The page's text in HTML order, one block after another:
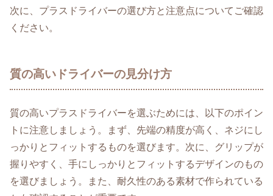
次に、プラスドライバーの選び方と注意点についてご確認
ください。
質の高いドライバーの見分け方
質の高いプラスドライバーを選ぶためには、以下のポイン
トに注意しましょう。まず、先端の精度が高く、ネジにし
っかりとフィットするものを選びます。次に、グリップが
握りやすく、手にしっかりとフィットするデザインのもの
を選びましょう。また、耐久性のある素材で作られている